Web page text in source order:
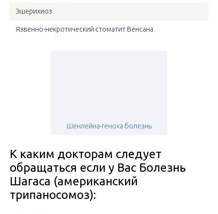
Эшерихиоз
Язвенно-некротический стоматит Венсана
Шенлейна-геноха болезнь
К каким докторам следует
обращаться если у Вас Болезнь
Шагаса (американский
трипаносомоз):